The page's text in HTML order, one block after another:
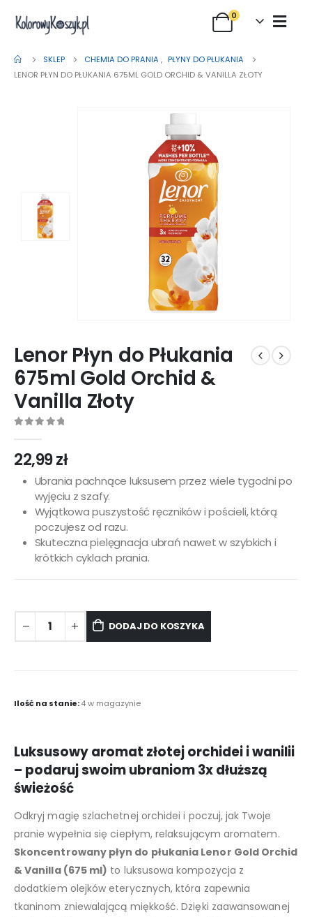
0
SKLEP CHEMIA DO PRANIA , PŁYNY DO PŁUKANIA
LENOR PŁYN DO PŁUKANIA 675ML GOLD ORCHID & VANILLA ZŁOTY
Lenor Płyn do Płukania
675ml Gold Orchid &
Vanilla Złoty
22,99zł
Ubrania pachnące luksusem przez wiele tygodni po
wyjęciu z szafy.
Wyjątkowa puszystość ręczników i pościeli, którą
poczujesz od razu.
Skuteczna pielęgnacja ubrań nawet w szybkich i
krótkich cyklach prania.
DODAJ DO KOSZYKA
Ilość na stanie:4 w magazynie
Luksusowy aromat złotej orchidei i wanilii
– podaruj swoim ubraniom 3x dłuższą
świeżość
Odkryj magię szlachetnej orchidei i poczuj, jak Twoje
pranie wypełnia się ciepłym, relaksującym aromatem.
Skoncentrowany płyn do płukania Lenor Gold Orchid
& Vanilla (675 ml) to luksusowa kompozycja z
dodatkiem olejków eterycznych, która zapewnia
tkaninom zniewalającą miękkość. Dzięki zaawansowanej